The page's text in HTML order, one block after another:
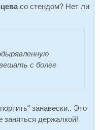
со стендом? Нет ли
с более
занавески.. Это
держалкой!